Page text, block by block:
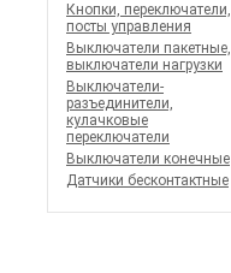
Кнопки, переключатели,
посты управления
Выключатели пакетные,
выключатели нагрузки
Выключатели-
разъединители,
кулачковые
переключатели
Выключатели конечные
Датчики бесконтактные